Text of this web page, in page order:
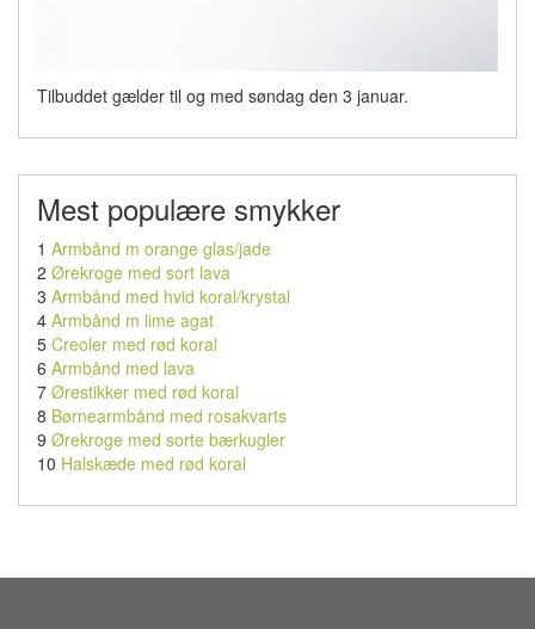
Tilbuddet gælder til og med søndag den 3 januar.
Mest populære smykker
1 Armbånd m orange glas/jade
2 Ørekroge med sort lava
3 Armbånd med hvid koral/krystal
4 Armbånd m lime agat
5 Creoler med rød koral
6 Armbånd med lava
7 Ørestikker med rød koral
8 Børnearmbånd med rosakvarts
9 Ørekroge med sorte bærkugler
10 Halskæde med rød koral